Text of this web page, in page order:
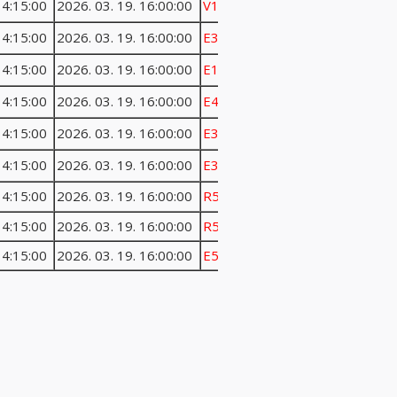
2026. 03. 19. 16:00:00
V1103
2026. 03. 19. 16:00:00
E306ab
2026. 03. 19. 16:00:00
E1C
2026. 03. 19. 16:00:00
E402
2026. 03. 19. 16:00:00
E301
2026. 03. 19. 16:00:00
E304
2026. 03. 19. 16:00:00
R509
2026. 03. 19. 16:00:00
R507
2026. 03. 19. 16:00:00 E501